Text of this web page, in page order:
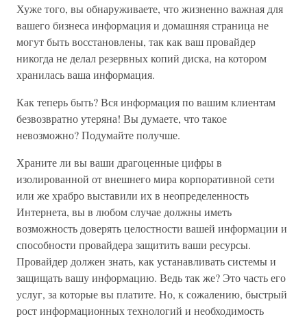
Хуже того, вы обнаруживаете, что жизненно важная для
вашего бизнеса информация и домашняя страница не
могут быть восстановлены, так как ваш провайдер
никогда не делал резервных копий диска, на котором
хранилась ваша информация.
Как теперь быть? Вся информация по вашим клиентам
безвозвратно утеряна! Вы думаете, что такое
невозможно? Подумайте получше.
Храните ли вы ваши драгоценные цифры в
изолированной от внешнего мира корпоративной сети
или же храбро выставили их в неопределенность
Интернета, вы в любом случае должны иметь
возможность доверять целостности вашей информации и
способности провайдера защитить ваши ресурсы.
Провайдер должен знать, как устанавливать системы и
защищать вашу информацию. Ведь так же? Это часть его
услуг, за которые вы платите. Но, к сожалению, быстрый
рост информационных технологий и необходимость